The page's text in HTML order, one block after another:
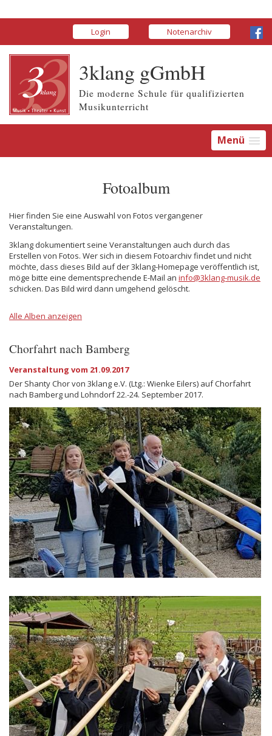
Login Notenarchiv
3klang gGmbH
Die moderne Schule für qualifizierten
Musikunterricht
Menü
Fotoalbum
Hier finden Sie eine Auswahl von Fotos vergangener
Veranstaltungen.
3klang dokumentiert seine Veranstaltungen auch durch das
Erstellen von Fotos. Wer sich in diesem Fotoarchiv findet und nicht
möchte, dass dieses Bild auf der 3klang-Homepage veröffentlich ist,
möge bitte eine dementsprechende E-Mail an info@3klang-musik.de
schicken. Das Bild wird dann umgehend gelöscht.
Alle Alben anzeigen
Chorfahrt nach Bamberg
Veranstaltung vom 21.09.2017
Der Shanty Chor von 3klang e.V. (Ltg.: Wienke Eilers) auf Chorfahrt
nach Bamberg und Lohndorf 22.-24. September 2017.